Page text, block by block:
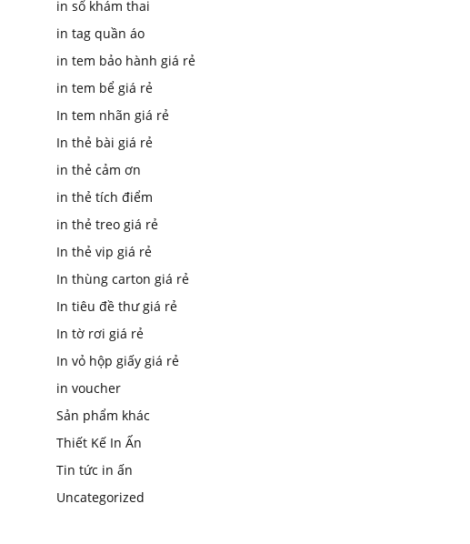
in sổ khám thai
in tag quần áo
in tem bảo hành giá rẻ
in tem bể giá rẻ
In tem nhãn giá rẻ
In thẻ bài giá rẻ
in thẻ cảm ơn
in thẻ tích điểm
in thẻ treo giá rẻ
In thẻ vip giá rẻ
In thùng carton giá rẻ
In tiêu đề thư giá rẻ
In tờ rơi giá rẻ
In vỏ hộp giấy giá rẻ
in voucher
Sản phẩm khác
Thiết Kế In Ấn
Tin tức in ấn
Uncategorized